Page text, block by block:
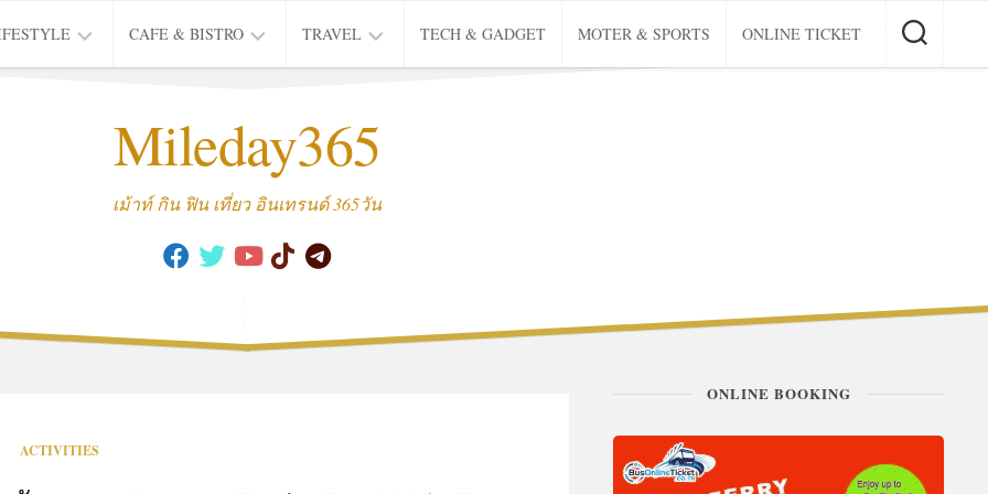
MOVIE
SERIES
CAFE & BISTRO
CAFE
TRAVEL
THAI
TRIP
TECH & GADGET MOTER & SPORTS ONLINE TICKET
Mileday365
เม้าท์ กิน ฟิน เที่ยว อินเทรนด์ 365วัน
ACTIVITIES
ONLINE BOOKING